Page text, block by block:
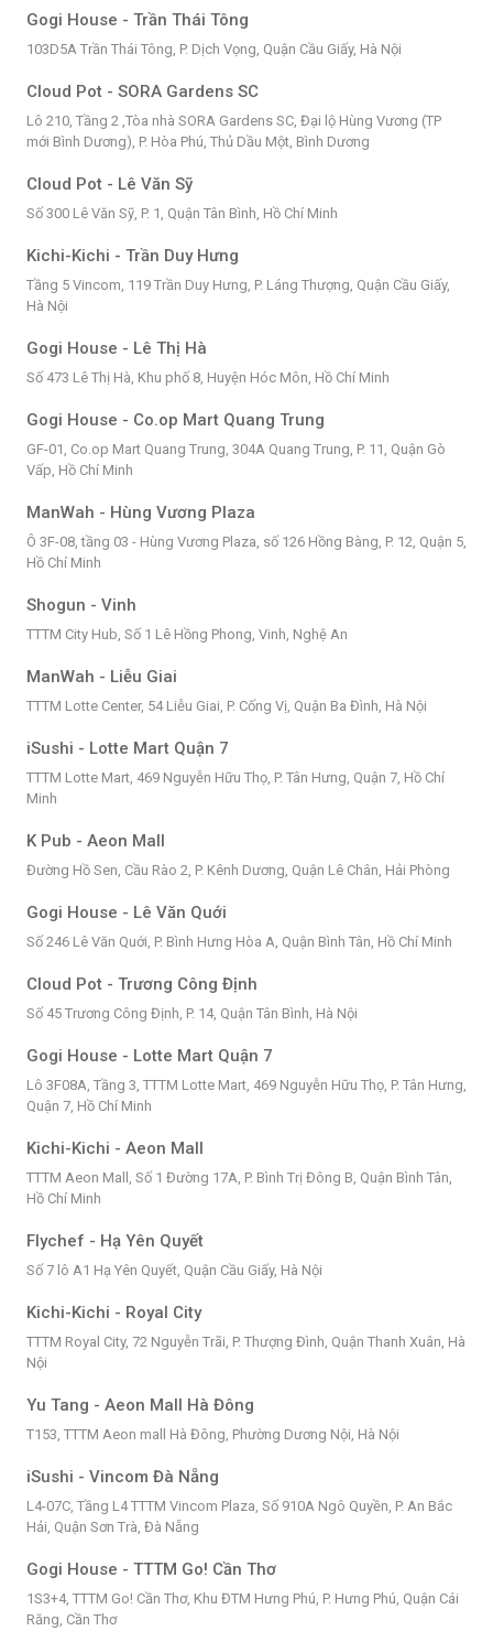
Gogi House - Trần Thái Tông
103D5A Trần Thái Tông, P. Dịch Vọng, Quận Cầu Giấy, Hà Nội
Cloud Pot - SORA Gardens SC
Lô 210, Tầng 2 ,Tòa nhà SORA Gardens SC, Đại lộ Hùng Vương (TP
mới Bình Dương), P. Hòa Phú, Thủ Dầu Một, Bình Dương
Cloud Pot - Lê Văn Sỹ
Số 300 Lê Văn Sỹ, P. 1, Quận Tân Bình, Hồ Chí Minh
Kichi-Kichi - Trần Duy Hưng
Tầng 5 Vincom, 119 Trần Duy Hưng, P. Láng Thượng, Quận Cầu Giấy,
Hà Nội
Gogi House - Lê Thị Hà
Số 473 Lê Thị Hà, Khu phố 8, Huyện Hóc Môn, Hồ Chí Minh
Gogi House - Co.op Mart Quang Trung
GF-01, Co.op Mart Quang Trung, 304A Quang Trung, P. 11, Quận Gò
Vấp, Hồ Chí Minh
ManWah - Hùng Vương Plaza
Ô 3F-08, tầng 03 - Hùng Vương Plaza, số 126 Hồng Bàng, P. 12, Quận 5,
Hồ Chí Minh
Shogun - Vinh
TTTM City Hub, Số 1 Lê Hồng Phong, Vinh, Nghệ An
ManWah - Liễu Giai
TTTM Lotte Center, 54 Liễu Giai, P. Cống Vị, Quận Ba Đình, Hà Nội
iSushi - Lotte Mart Quận 7
TTTM Lotte Mart, 469 Nguyễn Hữu Thọ, P. Tân Hưng, Quận 7, Hồ Chí
Minh
K Pub - Aeon Mall
Đường Hồ Sen, Cầu Rào 2, P. Kênh Dương, Quận Lê Chân, Hải Phòng
Gogi House - Lê Văn Quới
Số 246 Lê Văn Quới, P. Bình Hưng Hòa A, Quận Bình Tân, Hồ Chí Minh
Cloud Pot - Trương Công Định
Số 45 Trương Công Định, P. 14, Quận Tân Bình, Hà Nội
Gogi House - Lotte Mart Quận 7
Lô 3F08A, Tầng 3, TTTM Lotte Mart, 469 Nguyễn Hữu Thọ, P. Tân Hưng,
Quận 7, Hồ Chí Minh
Kichi-Kichi - Aeon Mall
TTTM Aeon Mall, Số 1 Đường 17A, P. Bình Trị Đông B, Quận Bình Tân,
Hồ Chí Minh
Flychef - Hạ Yên Quyết
Số 7 lô A1 Hạ Yên Quyết, Quận Cầu Giấy, Hà Nội
Kichi-Kichi - Royal City
TTTM Royal City, 72 Nguyễn Trãi, P. Thượng Đình, Quận Thanh Xuân, Hà
Nội
Yu Tang - Aeon Mall Hà Đông
T153, TTTM Aeon mall Hà Đông, Phường Dương Nội, Hà Nội
iSushi - Vincom Đà Nẵng
L4-07C, Tầng L4 TTTM Vincom Plaza, Số 910A Ngô Quyền, P. An Bắc
Hải, Quận Sơn Trà, Đà Nẵng
Gogi House - TTTM Go! Cần Thơ
1S3+4, TTTM Go! Cần Thơ, Khu ĐTM Hưng Phú, P. Hưng Phú, Quận Cái
Răng, Cần Thơ